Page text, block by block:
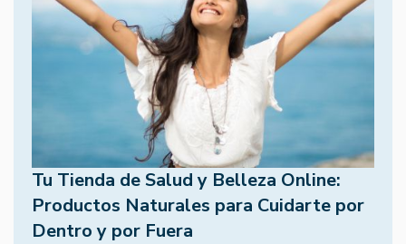
Tu Tienda de Salud y Belleza Online:
Productos Naturales para Cuidarte por
Dentro y por Fuera